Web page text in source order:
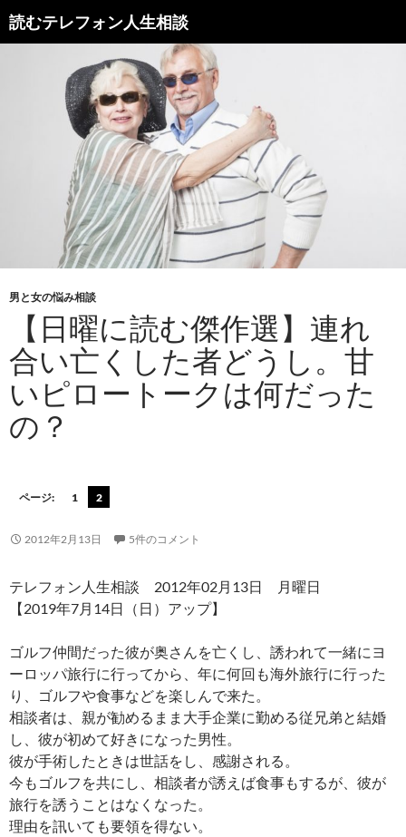
読むテレフォン人生相談
男と女の悩み相談
【日曜に読む傑作選】連れ
合い亡くした者どうし。甘
いピロートークは何だった
の？
ページ: 1 2
2012年2月13日 5件のコメント
テレフォン人生相談 2012年02月13日 月曜日
【2019年7月14日（日）アップ】
ゴルフ仲間だった彼が奥さんを亡くし、誘われて一緒にヨ
ーロッパ旅行に行ってから、年に何回も海外旅行に行った
り、ゴルフや食事などを楽しんで来た。
相談者は、親が勧めるまま大手企業に勤める従兄弟と結婚
し、彼が初めて好きになった男性。
彼が手術したときは世話をし、感謝される。
今もゴルフを共にし、相談者が誘えば食事もするが、彼が
旅行を誘うことはなくなった。
理由を訊いても要領を得ない。